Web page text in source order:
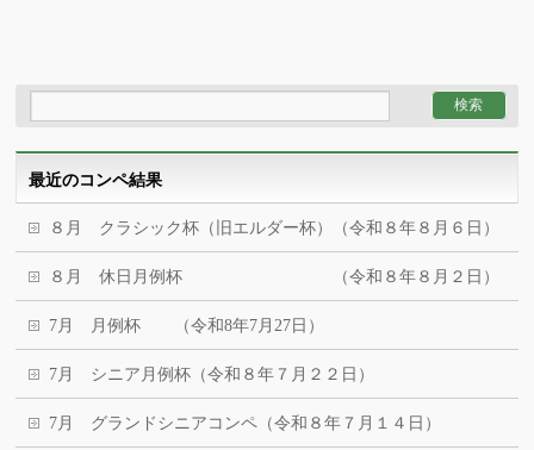
最近のコンペ結果
８月 クラシック杯（旧エルダー杯）（令和８年８月６日）
８月 休日月例杯 （令和８年８月２日）
7月 月例杯 （令和8年7月27日）
7月 シニア月例杯（令和８年７月２２日）
7月 グランドシニアコンペ（令和８年７月１４日）